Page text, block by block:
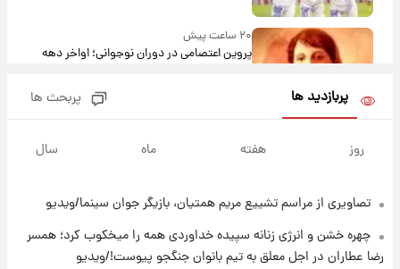
۲۰ ساعت پیش
پروین اعتصامی در دوران نوجوانی؛ اواخر دهه
هسته‌ای در آسمان ظاهر شد
۲۱ ساعت پیش
کرد
پربازدید ها پربحث ها
روز هفته ماه سال
تصاویری از مراسم تشییع مریم همتیان، بازیگر جوان سینما/ویدیو
چهره خشن و انرژی زنانه سپیده خداوردی همه را میخکوب کرد؛ همسر
رضا عطاران در اجل معلق به تیم بانوان جنگجو پیوست!/ویدیو